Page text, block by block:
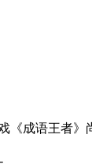
《成语王者》